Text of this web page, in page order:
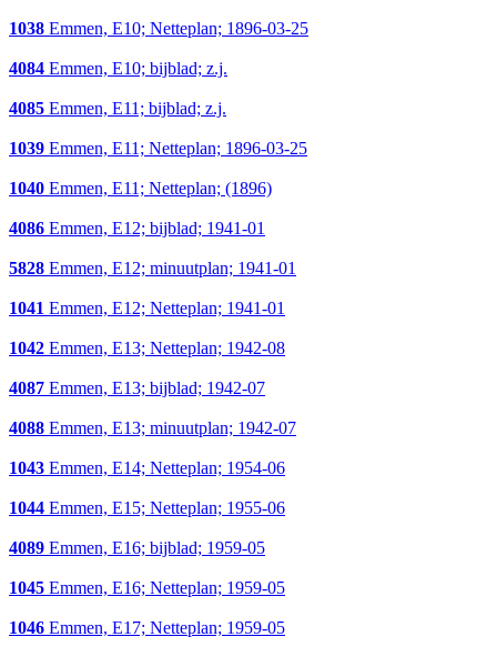
1038 Emmen, E10; Netteplan; 1896-03-25
4084 Emmen, E10; bijblad; z.j.
4085 Emmen, E11; bijblad; z.j.
1039 Emmen, E11; Netteplan; 1896-03-25
1040 Emmen, E11; Netteplan; (1896)
4086 Emmen, E12; bijblad; 1941-01
5828 Emmen, E12; minuutplan; 1941-01
1041 Emmen, E12; Netteplan; 1941-01
1042 Emmen, E13; Netteplan; 1942-08
4087 Emmen, E13; bijblad; 1942-07
4088 Emmen, E13; minuutplan; 1942-07
1043 Emmen, E14; Netteplan; 1954-06
1044 Emmen, E15; Netteplan; 1955-06
4089 Emmen, E16; bijblad; 1959-05
1045 Emmen, E16; Netteplan; 1959-05
1046 Emmen, E17; Netteplan; 1959-05